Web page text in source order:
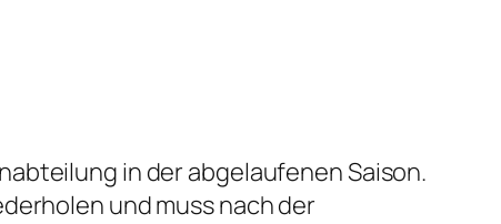
in der abgelaufenen Saison.
und muss nach der